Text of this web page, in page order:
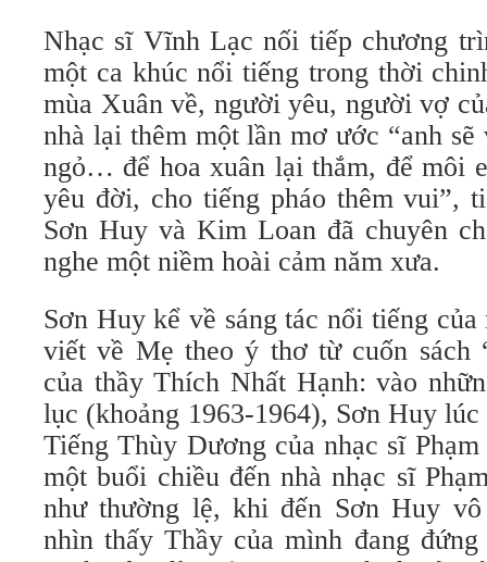
Nhạc sĩ Vĩnh Lạc nối tiếp chương
một ca khúc nổi tiếng trong thời
mùa Xuân về, người yêu, người vợ
nhà lại thêm một lần mơ ước “anh
ngỏ… để hoa xuân lại thắm, để môi
yêu đời, cho tiếng pháo thêm vui”,
Sơn Huy và Kim Loan đã chuyên
nghe một niềm hoài cảm năm xưa.
Sơn Huy kể về sáng tác nổi tiếng
viết về Mẹ theo ý thơ từ cuốn sách
của thầy Thích Nhất Hạnh: vào
lục (khoảng 1963-1964), Sơn Huy
Tiếng Thùy Dương của nhạc sĩ
một buổi chiều đến nhà nhạc sĩ
như thường lệ, khi đến Sơn Huy
nhìn thấy Thầy của mình đang